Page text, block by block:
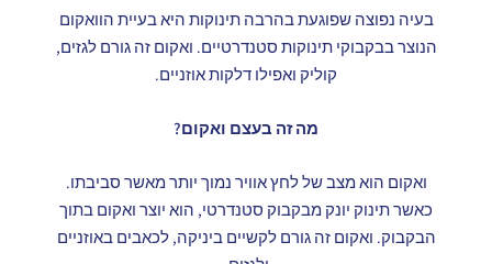
בעיה נפוצה שפוגעת בהרבה תינוקות היא בעיית הוואקום
הנוצר בבקבוקי תינוקות סטנדרטיים. ואקום זה גורם לגזים,
קוליק ואפילו דלקות אוזניים.
מה זה בעצם ואקום?
ואקום הוא מצב של לחץ אוויר נמוך יותר מאשר סביבתו.
כאשר תינוק יונק מבקבוק סטנדרטי, הוא יוצר ואקום בתוך
הבקבוק. ואקום זה גורם לקשיים ביניקה, לכאבים באוזניים